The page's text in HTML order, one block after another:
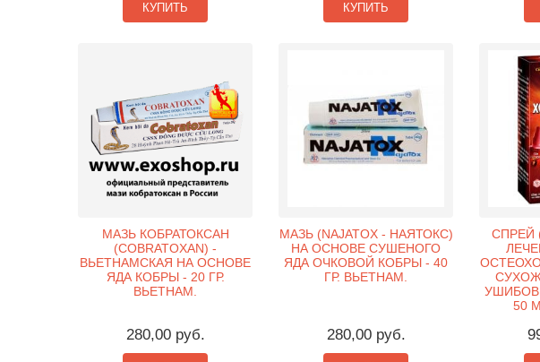
КУПИТЬ КУПИТЬ
МАЗЬ КОБРАТОКСАН
(COBRATOXAN) -
ВЬЕТНАМСКАЯ НА ОСНОВЕ
ЯДА КОБРЫ - 20 ГР.
ВЬЕТНАМ.
280,00 руб.
МАЗЬ (NAJATOX - НАЯТОКС)
НА ОСНОВЕ СУШЕНОГО
ЯДА ОЧКОВОЙ КОБРЫ - 40
ГР. ВЬЕТНАМ.
280,00 руб.
СПРЕЙ
50